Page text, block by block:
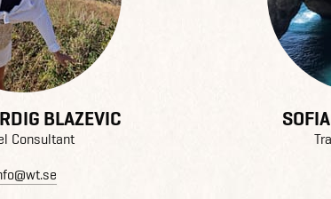
BLAZEVIC
Consultant